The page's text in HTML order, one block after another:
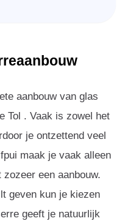
aanbouw van glas
Tol . Vaak is zowel het
je ontzettend veel
maak je vaak alleen
een aanbouw.
geven kun je kiezen
geeft je natuurlijk